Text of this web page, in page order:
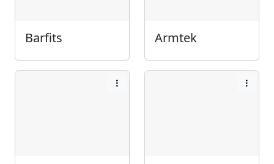
Barfits Armtek